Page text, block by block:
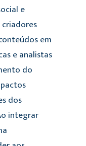
e
em
e analistas
do
dos
integrar